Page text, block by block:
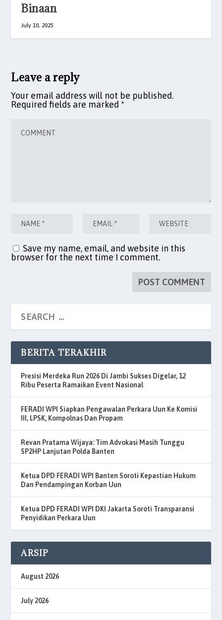
Binaan
July 10, 2025
Leave a reply
Your email address will not be published.
Required fields are marked *
Save my name, email, and website in this
browser for the next time I comment.
BERITA TERAKHIR
Presisi Merdeka Run 2026 Di Jambi Sukses Digelar, 12
Ribu Peserta Ramaikan Event Nasional
FERADI WPI Siapkan Pengawalan Perkara Uun Ke Komisi
III, LPSK, Kompolnas Dan Propam
Revan Pratama Wijaya: Tim Advokasi Masih Tunggu
SP2HP Lanjutan Polda Banten
Ketua DPD FERADI WPI Banten Soroti Kepastian Hukum
Dan Pendampingan Korban Uun
Ketua DPD FERADI WPI DKI Jakarta Soroti Transparansi
Penyidikan Perkara Uun
ARSIP
August 2026
July 2026